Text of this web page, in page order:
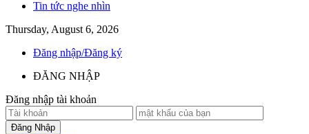
Tin tức nghe nhìn
Thursday, August 6, 2026
Đăng nhập/Đăng ký
ĐĂNG NHẬP
Đăng nhập tài khoản